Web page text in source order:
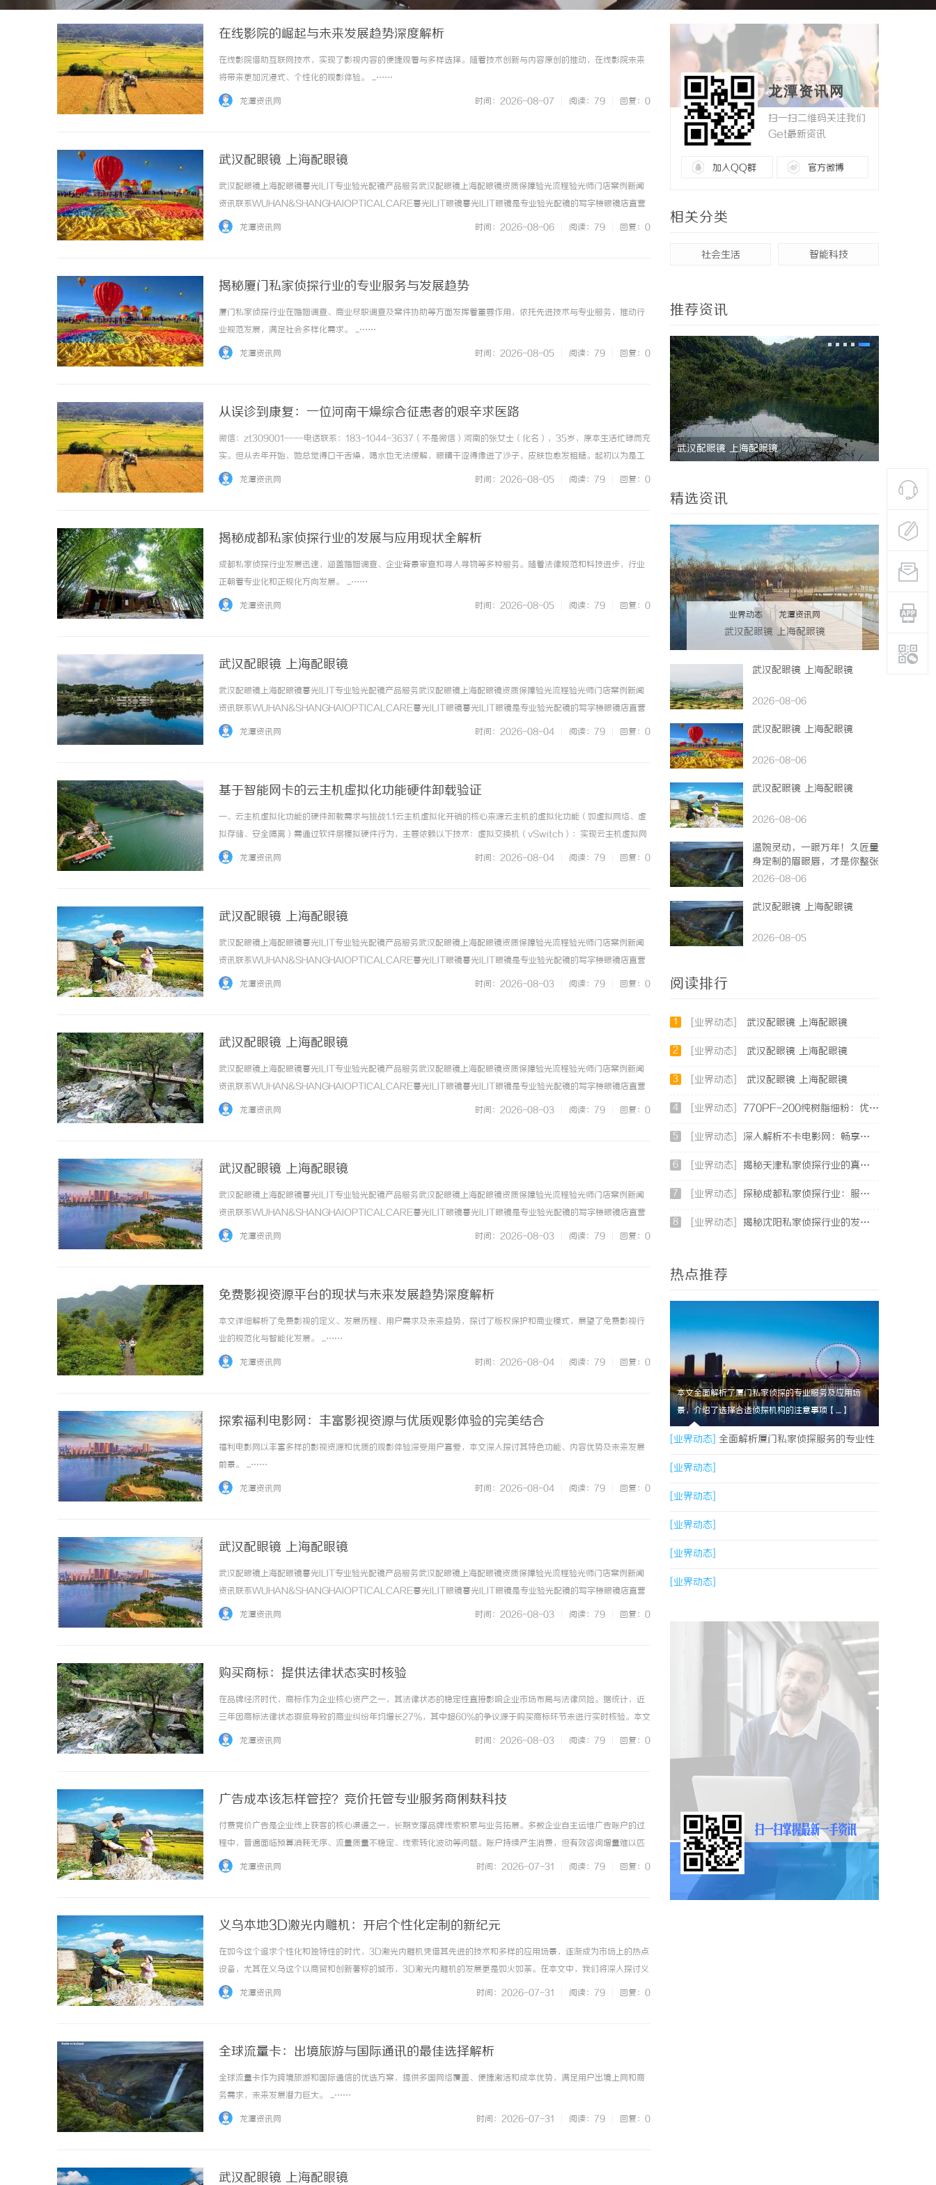
在线影院的崛起与未来发展趋势深度解析
在线影院借助互联网技术，实现了影视内容的便捷观看与多样选择。随着技术创新与内容原创的推动，在线影院未来
将带来更加沉浸式、个性化的观影体验。 ...……
龙潭资讯网 时间：2026-08-07 阅读：79 回复：0
武汉配眼镜 上海配眼镜
武汉配眼镜上海配眼镜暮光ILIT专业验光配镜产品服务武汉配眼镜上海配眼镜资质保障验光流程验光师门店案例新闻
资讯联系WUHAN&SHANGHAIOPTICALCARE暮光ILIT眼镜暮光ILIT眼镜是专业验光配镜的写字楼眼镜店直营
品牌，现于武汉与上海设有4家门店。以完整验光、正品镜片、透明价格和直营售后为基础，全场镜片40%-60%优
龙潭资讯网 时间：2026-08-06 阅读：79 回复：0
揭秘厦门私家侦探行业的专业服务与发展趋势
厦门私家侦探行业在婚姻调查、商业尽职调查及案件协助等方面发挥着重要作用，依托先进技术与专业服务，推动行
业规范发展，满足社会多样化需求。 ...……
龙潭资讯网 时间：2026-08-05 阅读：79 回复：0
从误诊到康复：一位河南干燥综合征患者的艰辛求医路
微信：zt309001----电话联系：183-1044-3637（不是微信）河南的张女士（化名），35岁，原本生活忙碌而充
实。但从去年开始，她总觉得口干舌燥，喝水也无法缓解，眼睛干涩得像进了沙子，皮肤也愈发粗糙。起初以为是工
作劳累、季节干燥，她辗转于口腔科、眼科、皮肤科，尝试了各种眼药水、润肤品，甚至中药调理，症状却一天天加
龙潭资讯网 时间：2026-08-05 阅读：79 回复：0
揭秘成都私家侦探行业的发展与应用现状全解析
成都私家侦探行业发展迅速，涵盖婚姻调查、企业背景审查和寻人寻物等多种服务。随着法律规范和科技进步，行业
正朝着专业化和正规化方向发展。 ...……
龙潭资讯网 时间：2026-08-05 阅读：79 回复：0
武汉配眼镜 上海配眼镜
武汉配眼镜上海配眼镜暮光ILIT专业验光配镜产品服务武汉配眼镜上海配眼镜资质保障验光流程验光师门店案例新闻
资讯联系WUHAN&SHANGHAIOPTICALCARE暮光ILIT眼镜暮光ILIT眼镜是专业验光配镜的写字楼眼镜店直营
品牌，现于武汉与上海设有4家门店。以完整验光、正品镜片、透明价格和直营售后为基础，全场镜片40%-60%优
龙潭资讯网 时间：2026-08-04 阅读：79 回复：0
基于智能网卡的云主机虚拟化功能硬件卸载验证
一、云主机虚拟化功能的硬件卸载需求与挑战1.1云主机虚拟化开销的核心来源云主机的虚拟化功能（如虚拟网络、虚
拟存储、安全隔离）需通过软件层模拟硬件行为，主要依赖以下技术：虚拟交换机（vSwitch）：实现云主机虚拟网
卡（vNIC）与物理网络之间的流量转发，传统软件vSwitch（如LinuxBridge、OVS）需占用大量CPU核心处理
龙潭资讯网 时间：2026-08-04 阅读：79 回复：0
武汉配眼镜 上海配眼镜
武汉配眼镜上海配眼镜暮光ILIT专业验光配镜产品服务武汉配眼镜上海配眼镜资质保障验光流程验光师门店案例新闻
资讯联系WUHAN&SHANGHAIOPTICALCARE暮光ILIT眼镜暮光ILIT眼镜是专业验光配镜的写字楼眼镜店直营
品牌，现于武汉与上海设有4家门店。以完整验光、正品镜片、透明价格和直营售后为基础，全场镜片40%-60%优
龙潭资讯网 时间：2026-08-03 阅读：79 回复：0
武汉配眼镜 上海配眼镜
武汉配眼镜上海配眼镜暮光ILIT专业验光配镜产品服务武汉配眼镜上海配眼镜资质保障验光流程验光师门店案例新闻
资讯联系WUHAN&SHANGHAIOPTICALCARE暮光ILIT眼镜暮光ILIT眼镜是专业验光配镜的写字楼眼镜店直营
品牌，现于武汉与上海设有4家门店。以完整验光、正品镜片、透明价格和直营售后为基础，全场镜片40%-60%优
龙潭资讯网 时间：2026-08-03 阅读：79 回复：0
武汉配眼镜 上海配眼镜
武汉配眼镜上海配眼镜暮光ILIT专业验光配镜产品服务武汉配眼镜上海配眼镜资质保障验光流程验光师门店案例新闻
资讯联系WUHAN&SHANGHAIOPTICALCARE暮光ILIT眼镜暮光ILIT眼镜是专业验光配镜的写字楼眼镜店直营
品牌，现于武汉与上海设有4家门店。以完整验光、正品镜片、透明价格和直营售后为基础，全场镜片40%-60%优
龙潭资讯网 时间：2026-08-03 阅读：79 回复：0
免费影视资源平台的现状与未来发展趋势深度解析
本文详细解析了免费影视的定义、发展历程、用户需求及未来趋势，探讨了版权保护和商业模式，展望了免费影视行
业的规范化与智能化发展。 ...……
龙潭资讯网 时间：2026-08-04 阅读：79 回复：0
探索福利电影网：丰富影视资源与优质观影体验的完美结合
福利电影网以丰富多样的影视资源和优质的观影体验深受用户喜爱，本文深入探讨其特色功能、内容优势及未来发展
前景。 ...……
龙潭资讯网 时间：2026-08-04 阅读：79 回复：0
武汉配眼镜 上海配眼镜
武汉配眼镜上海配眼镜暮光ILIT专业验光配镜产品服务武汉配眼镜上海配眼镜资质保障验光流程验光师门店案例新闻
资讯联系WUHAN&SHANGHAIOPTICALCARE暮光ILIT眼镜暮光ILIT眼镜是专业验光配镜的写字楼眼镜店直营
品牌，现于武汉与上海设有4家门店。以完整验光、正品镜片、透明价格和直营售后为基础，全场镜片40%-60%优
龙潭资讯网 时间：2026-08-03 阅读：79 回复：0
购买商标：提供法律状态实时核验
在品牌经济时代，商标作为企业核心资产之一，其法律状态的稳定性直接影响企业市场布局与法律风险。据统计，近
三年因商标法律状态瑕疵导致的商业纠纷年均增长27%，其中超60%的争议源于购买商标环节未进行实时核验。本文
将系统解析商标法律状态核验的核心要点，为企业提供可落地的操作指南。一、商标法律状态核验的核心价值1、法律
龙潭资讯网 时间：2026-08-03 阅读：79 回复：0
广告成本该怎样管控？竞价托管专业服务商俐麸科技
付费竞价广告是企业线上获客的核心渠道之一，长期支撑品牌线索积累与业务拓展。多数企业自主运维广告账户的过
程中，普遍面临预算消耗无序、流量质量不稳定、线索转化波动等问题。账户持续产生消费，但有效咨询增量难以匹
配投放投入，整体投放性价比持续走低。广告成本管控并非单纯压缩投放预算，而是通过精细化账户运营，优化流量
龙潭资讯网 时间：2026-07-31 阅读：79 回复：0
义乌本地3D激光内雕机：开启个性化定制的新纪元
在如今这个追求个性化和独特性的时代，3D激光内雕机凭借其先进的技术和多样的应用场景，逐渐成为市场上的热点
设备，尤其在义乌这个以商贸和创新著称的城市，3D激光内雕机的发展更是如火如荼。在本文中，我们将深入探讨义
乌本地3D激光内雕机的基本原理、主要用途、市场前景以及如何选择合适的设备，为您全面解析这一行业动向。什么
龙潭资讯网 时间：2026-07-31 阅读：79 回复：0
全球流量卡：出境旅游与国际通讯的最佳选择解析
全球流量卡作为跨境旅游和国际通信的优选方案，提供多国网络覆盖、便捷激活和成本优势，满足用户出境上网和商
务需求，未来发展潜力巨大。 ...……
龙潭资讯网 时间：2026-07-31 阅读：79 回复：0
武汉配眼镜 上海配眼镜
龙潭资讯网
扫一扫二维码关注我们
Get最新资讯
加入QQ群 官方微博
相关分类
社会生活 智能科技
推荐资讯
在线影院的崛起与未来发展趋势深度解析 云电影网：开启无限视界的全新影视体验之旅 高精密光纤切割机：引领工业制造新时代的利
器
武汉配眼镜 上海配眼镜
精选资讯
业界动态 | 龙潭资讯网
武汉配眼镜 上海配眼镜
武汉配眼镜 上海配眼镜
2026-08-06
武汉配眼镜 上海配眼镜
2026-08-06
武汉配眼镜 上海配眼镜
2026-08-06
温婉灵动，一眼万年！久匠量
身定制的眉眼唇，才是你整张
脸的点睛之笔！淡颜系女生的
2026-08-06
武汉配眼镜 上海配眼镜
2026-08-05
阅读排行
1 [业界动态] 武汉配眼镜 上海配眼镜
2 [业界动态] 武汉配眼镜 上海配眼镜
3 [业界动态] 武汉配眼镜 上海配眼镜
4 [业界动态] 770PF-200纯树脂细粉：优质材料的全貌与应用
5 [业界动态] 深入解析不卡电影网：畅享高清影视体验的最佳选择
6 [业界动态] 揭秘天津私家侦探行业的真实面貌与服务优势
7 [业界动态] 探秘成都私家侦探行业：服务、案例与市场现状全面解析
8 [业界动态] 揭秘沈阳私家侦探行业的发展与应用：专业侦探服务的全方位解析
热点推荐
本文全面解析了厦门私家侦探的专业服务及应用场
景，介绍了选择合适侦探机构的注意事项【....】
[业界动态] 全面解析厦门私家侦探服务的专业性
与应用场景
[业界动态]
[业界动态]
[业界动态]
[业界动态]
[业界动态]